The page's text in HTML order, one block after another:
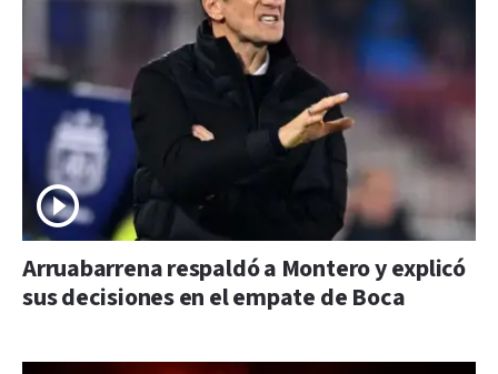
Arruabarrena respaldó a Montero y explicó
sus decisiones en el empate de Boca